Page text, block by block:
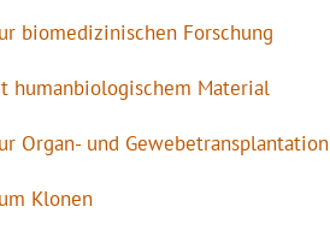
biomedizinischen Forschung
humanbiologischem Material
Organ- und Gewebetransplantation
Klonen